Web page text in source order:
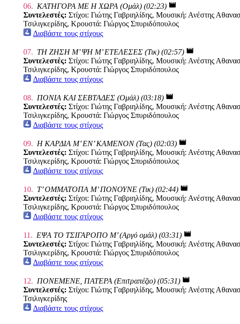
06. ΚΑΤΗΓΟΡΑ ΜΕ Η ΧΩΡΑ (Ομάλ) (02:23) movie
Συντελεστές: Στίχοι: Γιώτης Γαβριηλίδης, Μουσική: Ανέστης
Τσιλιγκερίδης, Κρουστά: Γιώργος Σπυριδόπουλος
Διαβάστε τους στίχους
07. ΤΗ ΖΗΣΗ Μ’ ΨΗ Μ’ ΕΤΕΛΕΣΕΣ (Τικ) (02:57) movie
Συντελεστές: Στίχοι: Γιώτης Γαβριηλίδης, Μουσική: Ανέστης
Τσιλιγκερίδης, Κρουστά: Γιώργος Σπυριδόπουλος
Διαβάστε τους στίχους
08. ΠΟΝΙΑ ΚΑΙ ΣΕΒΤΑΔΕΣ (Ομάλ) (03:18) movie
Συντελεστές: Στίχοι: Γιώτης Γαβριηλίδης, Μουσική: Ανέστης
Τσιλιγκερίδης, Κρουστά: Γιώργος Σπυριδόπουλος
Διαβάστε τους στίχους
09. Η ΚΑΡΔΙΑ Μ’ ΕΝ’ ΚΑΜΕΝΟΝ (Τας) (02:03) movie
Συντελεστές: Στίχοι: Γιώτης Γαβριηλίδης, Μουσική: Ανέστης
Τσιλιγκερίδης, Κρουστά: Γιώργος Σπυριδόπουλος
Διαβάστε τους στίχους
10. Τ’ ΟΜΜΑΤΟΠΑ Μ’ ΠΟΝΟΥΝΕ (Τικ) (02:44) movie
Συντελεστές: Στίχοι: Γιώτης Γαβριηλίδης, Μουσική: Ανέστης
Τσιλιγκερίδης, Κρουστά: Γιώργος Σπυριδόπουλος
Διαβάστε τους στίχους
11. ΕΨΑ ΤΟ ΤΣΙΓΑΡΟΠΟ Μ’ (Αργό ομάλ) (03:31) movie
Συντελεστές: Στίχοι: Γιώτης Γαβριηλίδης, Μουσική: Ανέστης
Τσιλιγκερίδης, Κρουστά: Γιώργος Σπυριδόπουλος
Διαβάστε τους στίχους
12. ΠΟΝΕΜΕΝΕ, ΠΑΤΕΡΑ (Επιτραπέζιο) (05:31) movie
Συντελεστές: Στίχοι: Γιώτης Γαβριηλίδης, Μουσική: Ανέστης
Τσιλιγκερίδης
Διαβάστε τους στίχους